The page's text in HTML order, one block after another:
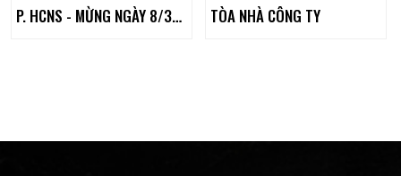
P. HCNS - MỪNG NGÀY 8/3/2024 TÒA NHÀ CÔNG TY